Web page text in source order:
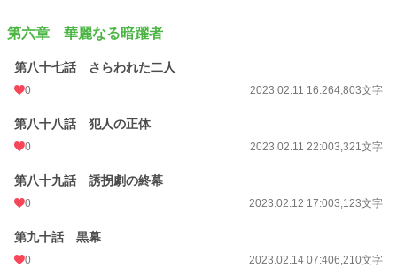
第六章 華麗なる暗躍者
第八十七話 さらわれた二人
0 2023.02.11 16:264,803文字
第八十八話 犯人の正体
0 2023.02.11 22:003,321文字
第八十九話 誘拐劇の終幕
0 2023.02.12 17:003,123文字
第九十話 黒幕
0 2023.02.14 07:406,210文字